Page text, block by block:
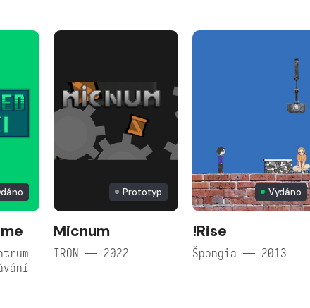
Prototyp
Micnum
IRON — 2022
Vydáno
!Rise
Špongia — 2013